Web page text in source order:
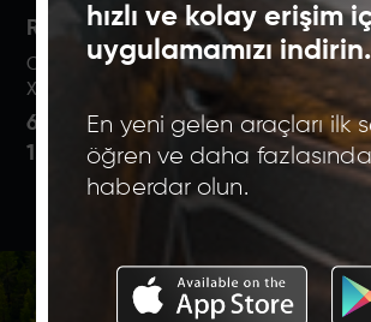
hızlı ve kolay erişim
uygulamamızı indirin.
En yeni gelen araçları ilk
öğren ve daha
haberdar olun.
Renault 2023
Clio Hb 1.0 Tce Equilibre
X-tronic
64.080 KM /
1.148.000 TL
Skoda
Superb 1.5
30.880
2.845.000